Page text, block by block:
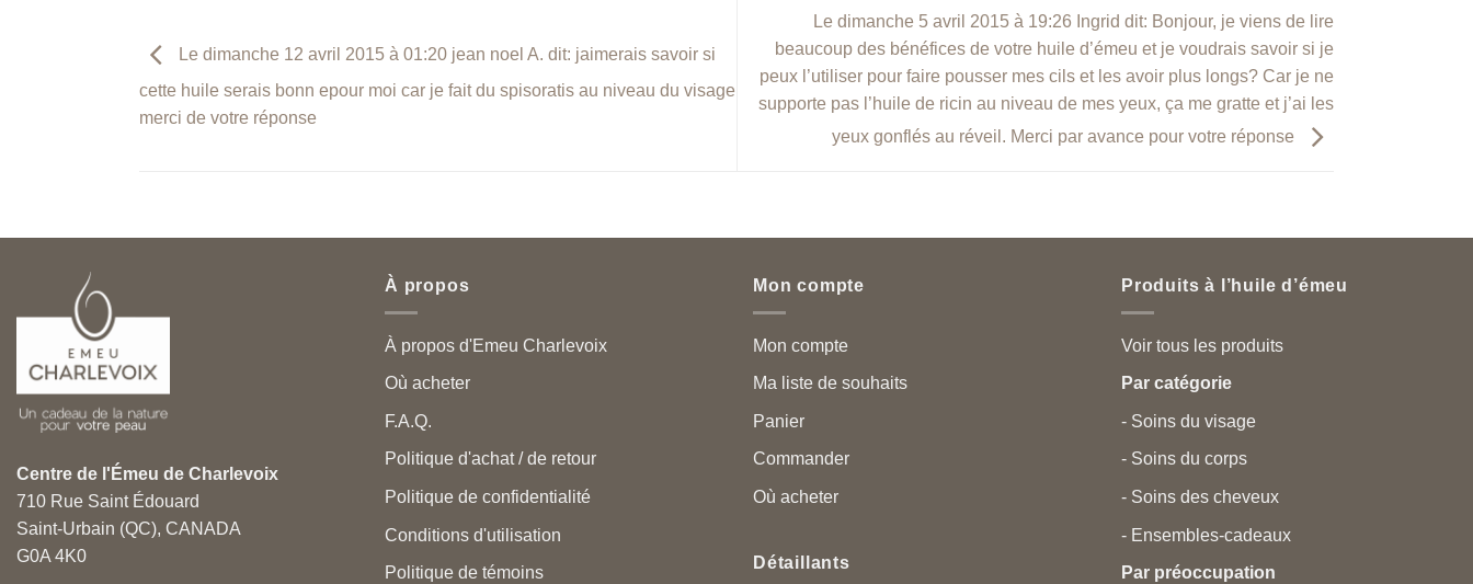
Le dimanche 12 avril 2015 à 01:20 jean noel A. dit: jaimerais savoir si
cette huile serais bonn epour moi car je fait du spisoratis au niveau du visage
merci de votre réponse
Le dimanche 5 avril 2015 à 19:26 Ingrid dit: Bonjour, je viens de lire
beaucoup des bénéfices de votre huile d’émeu et je voudrais savoir si je
peux l’utiliser pour faire pousser mes cils et les avoir plus longs? Car je ne
supporte pas l’huile de ricin au niveau de mes yeux, ça me gratte et j’ai les
yeux gonflés au réveil. Merci par avance pour votre réponse
Centre de l'Émeu de Charlevoix
710 Rue Saint Édouard
Saint-Urbain (QC), CANADA
G0A 4K0
À propos
À propos d'Emeu Charlevoix
Où acheter
F.A.Q.
Politique d'achat / de retour
Politique de confidentialité
Conditions d'utilisation
Politique de témoins
Mon compte
Mon compte
Ma liste de souhaits
Panier
Commander
Où acheter
Détaillants
Produits à l’huile d’émeu
Voir tous les produits
Par catégorie
- Soins du visage
- Soins du corps
- Soins des cheveux
- Ensembles-cadeaux
Par préoccupation